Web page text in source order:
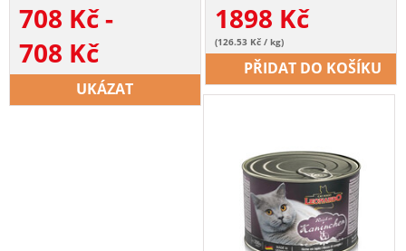
708 Kč-
708 Kč
UKÁZAT
1898 Kč
(126.53 Kč / kg)
PŘIDAT DO KOŠÍKU